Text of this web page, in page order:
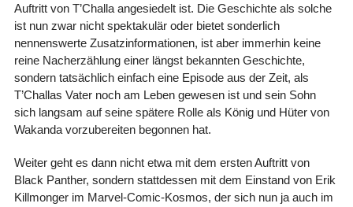
Auftritt von T’Challa angesiedelt ist. Die Geschichte als solche
ist nun zwar nicht spektakulär oder bietet sonderlich
nennenswerte Zusatzinformationen, ist aber immerhin keine
reine Nacherzählung einer längst bekannten Geschichte,
sondern tatsächlich einfach eine Episode aus der Zeit, als
T’Challas Vater noch am Leben gewesen ist und sein Sohn
sich langsam auf seine spätere Rolle als König und Hüter von
Wakanda vorzubereiten begonnen hat.
Weiter geht es dann nicht etwa mit dem ersten Auftritt von
Black Panther, sondern stattdessen mit dem Einstand von Erik
Killmonger im Marvel-Comic-Kosmos, der sich nun ja auch im